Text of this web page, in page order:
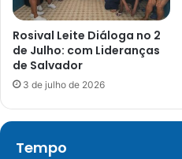
Rosival Leite Diáloga no 2
de Julho: com Lideranças
de Salvador
3 de julho de 2026
Tempo